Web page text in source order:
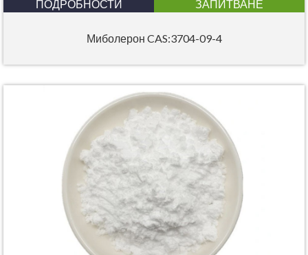
ПОДРОБНОСТИ ЗАПИТВАНЕ
Миболерон CAS:3704-09-4